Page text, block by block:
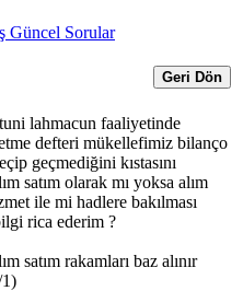
Güncel Sorular
Geri Dön
lahmacun faaliyetinde
defteri mükellefimiz bilanço
geçmediğini kıstasını
satım olarak mı yoksa alım
ile mi hadlere bakılması
rica ederim ?
satım rakamları baz alınır